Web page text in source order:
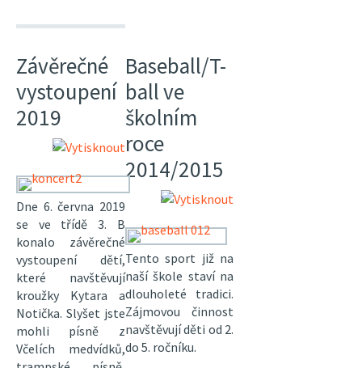
Závěrečné
vystoupení
2019
Dne 6. června 2019
se ve třídě 3. B
konalo závěrečné
vystoupení dětí,
které navštěvují
kroužky Kytara a
Notička. Slyšet jste
mohli písně z
Včelích medvídků,
Baseball/T-
ball ve
školním
roce
2014/2015
Tento sport již na
naší škole staví na
dlouholeté tradici.
Zájmovou činnost
navštěvují děti od 2.
do 5. ročníku.